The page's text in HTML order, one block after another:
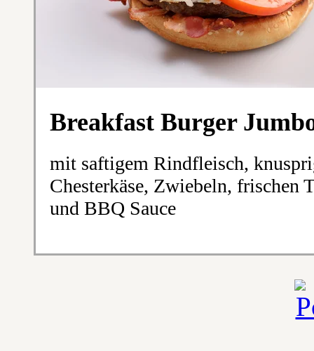
Breakfast Burger
mit saftigem Rindfleisch,
Chesterkäse, Zwiebeln, frischen
und BBQ Sauce